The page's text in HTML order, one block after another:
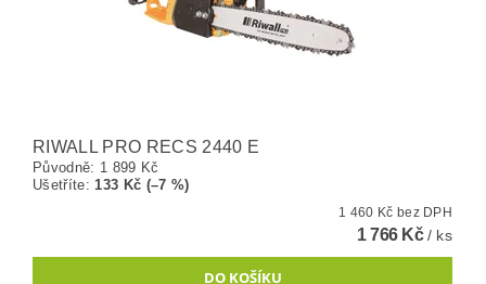
RIWALL PRO RECS 2440 E
Původně: 1 899 Kč
Ušetříte:133 Kč (–7 %)
1 460 Kč bez DPH
1 766 Kč/ ks